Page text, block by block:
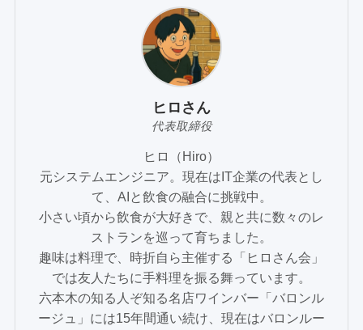
ヒロさん
代表取締役
ヒロ（Hiro）
元システムエンジニア。現在はIT企業の代表とし
て、AIと飲食の融合に挑戦中。
小さい頃から飲食が大好きで、親と共に数々のレ
ストランを巡って育ちました。
趣味は料理で、時折自ら主催する「ヒロさん会」
では友人たちに手料理を振る舞っています。
六本木の知る人ぞ知る名店ワインバー「バロンル
ージュ」には15年間通い続け、現在はバロンルー